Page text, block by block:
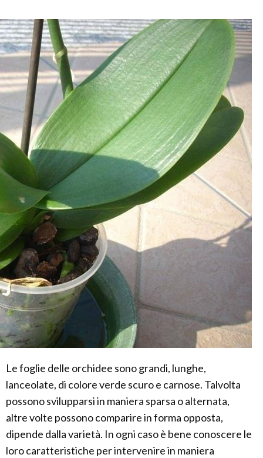
Le foglie delle orchidee sono grandi, lunghe,
lanceolate, di colore verde scuro e carnose. Talvolta
possono svilupparsi in maniera sparsa o alternata,
altre volte possono comparire in forma opposta,
dipende dalla varietà. In ogni caso è bene conoscere le
loro caratteristiche per intervenire in maniera